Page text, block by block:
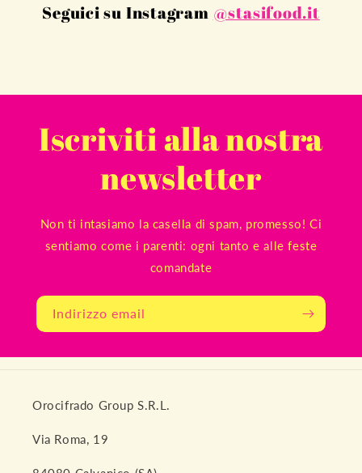
Seguici su Instagram @stasifood.it
Iscriviti alla nostra
newsletter
Non ti intasiamo la casella di spam, promesso! Ci
sentiamo come i parenti: ogni tanto e alle feste
comandate
Indirizzo email
Orocifrado Group S.R.L.
Via Roma, 19